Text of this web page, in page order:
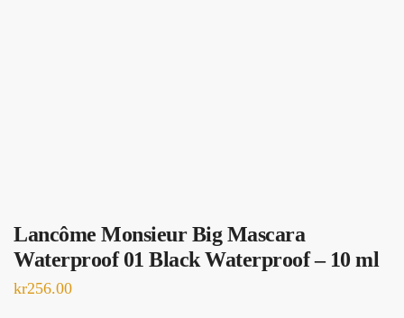
Lancôme Monsieur Big Mascara
Waterproof 01 Black Waterproof – 10 ml
kr256.00